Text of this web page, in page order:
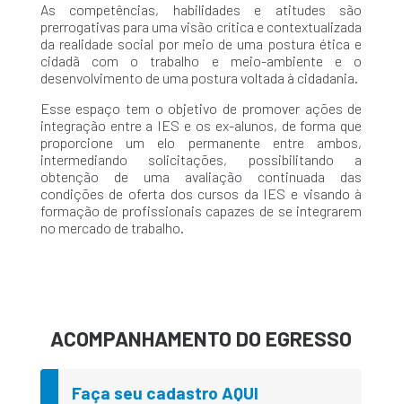
As competências, habilidades e atitudes são
prerrogativas para uma visão crítica e contextualizada
da realidade social por meio de uma postura ética e
cidadã com o trabalho e meio-ambiente e o
desenvolvimento de uma postura voltada à cidadania.
Esse espaço tem o objetivo de promover ações de
integração entre a IES e os ex-alunos, de forma que
proporcione um elo permanente entre ambos,
intermediando solicitações, possibilitando a
obtenção de uma avaliação continuada das
condições de oferta dos cursos da IES e visando à
formação de profissionais capazes de se integrarem
no mercado de trabalho.
ACOMPANHAMENTO DO EGRESSO
Faça seu cadastro AQUI